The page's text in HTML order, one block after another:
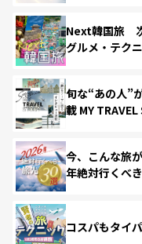
Next韓国旅 次
グルメ・テク
旬な“あの人”
載 MY TRAVEL
今、こんな旅
年絶対行くべ
コスパもタイ